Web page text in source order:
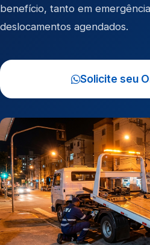
benefício, tanto em
deslocamentos agendados.
Solicite seu